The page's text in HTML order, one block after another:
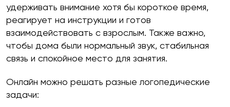
удерживать внимание хотя бы короткое время,
реагирует на инструкции и готов
взаимодействовать с взрослым. Также важно,
чтобы дома были нормальный звук, стабильная
связь и спокойное место для занятия.
Онлайн можно решать разные логопедические
задачи: